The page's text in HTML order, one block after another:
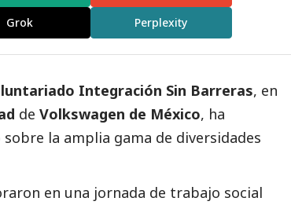
Grok Perplexity
Integración Sin Barreras, en
de Volkswagen de México, ha
la amplia gama de diversidades
en una jornada de trabajo social